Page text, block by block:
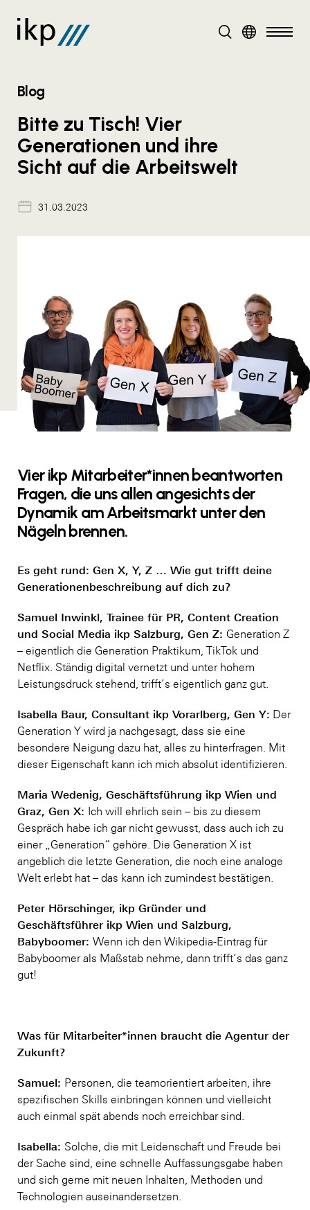
DE
Blog
Bitte zu Tisch! Vier
Generationen und ihre
Sicht auf die Arbeitswelt
31.03.2023
Vier ikp Mitarbeiter*innen beantworten
Fragen, die uns allen angesichts der
Dynamik am Arbeitsmarkt unter den
Nägeln brennen.
Es geht rund: Gen X, Y, Z … Wie gut trifft deine
Generationenbeschreibung auf dich zu?
Samuel Inwinkl, Trainee für PR, Content Creation
und Social Media ikp Salzburg, Gen Z: Generation Z
– eigentlich die Generation Praktikum, TikTok und
Netflix. Ständig digital vernetzt und unter hohem
Leistungsdruck stehend, trifft’s eigentlich ganz gut.
Isabella Baur, Consultant ikp Vorarlberg, Gen Y: Der
Generation Y wird ja nachgesagt, dass sie eine
besondere Neigung dazu hat, alles zu hinterfragen. Mit
dieser Eigenschaft kann ich mich absolut identifizieren.
Maria Wedenig, Geschäftsführung ikp Wien und
Graz, Gen X: Ich will ehrlich sein – bis zu diesem
Gespräch habe ich gar nicht gewusst, dass auch ich zu
einer „Generation“ gehöre. Die Generation X ist
angeblich die letzte Generation, die noch eine analoge
Welt erlebt hat – das kann ich zumindest bestätigen.
Peter Hörschinger, ikp Gründer und
Geschäftsführer ikp Wien und Salzburg,
Babyboomer: Wenn ich den Wikipedia-Eintrag für
Babyboomer als Maßstab nehme, dann trifft’s das ganz
gut!
Was für Mitarbeiter*innen braucht die Agentur der
Zukunft?
Samuel: Personen, die teamorientiert arbeiten, ihre
spezifischen Skills einbringen können und vielleicht
auch einmal spät abends noch erreichbar sind.
Isabella: Solche, die mit Leidenschaft und Freude bei
der Sache sind, eine schnelle Auffassungsgabe haben
und sich gerne mit neuen Inhalten, Methoden und
Technologien auseinandersetzen.